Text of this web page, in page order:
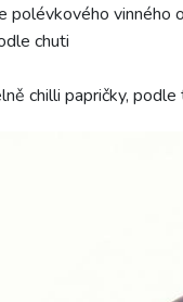
polévkového vinného
chuti
chilli papričky,